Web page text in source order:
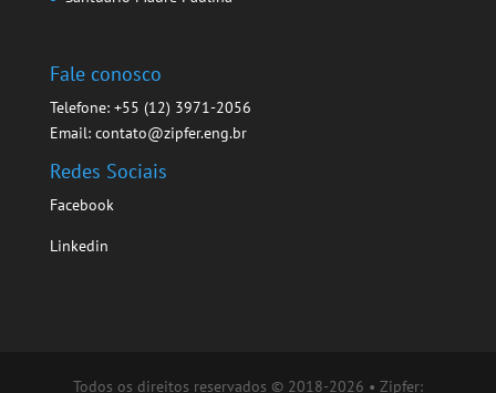
Fale conosco
Telefone: +55 (12) 3971-2056
Email: contato@zipfer.eng.br
Redes Sociais
Facebook
Linkedin
Todos os direitos reservados © 2018-2026 • Zipfer: